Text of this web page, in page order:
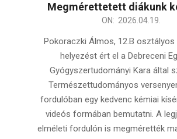
Megmérettetett diákunk
ON: 2026.04.19.
Pokoraczki Álmos, 12.B osztályos
helyezést ért el a Debreceni
Gyógyszertudományi Kara által
Természettudományos
fordulóban egy kedvenc kémiai
videós formában bemutatni. A
elméleti fordulón is megmérették